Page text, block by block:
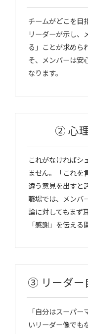
チームがどこを目
リーダーが示し、
る」ことが求めら
そ、メンバーは安
なります。
② 心
これがなければシ
ません。「これを
違う意見を出すと
職場では、メンバ
論に対してもまず
「感謝」を伝える
③ リーダー
「自分はスーパ
いリーダー像でも